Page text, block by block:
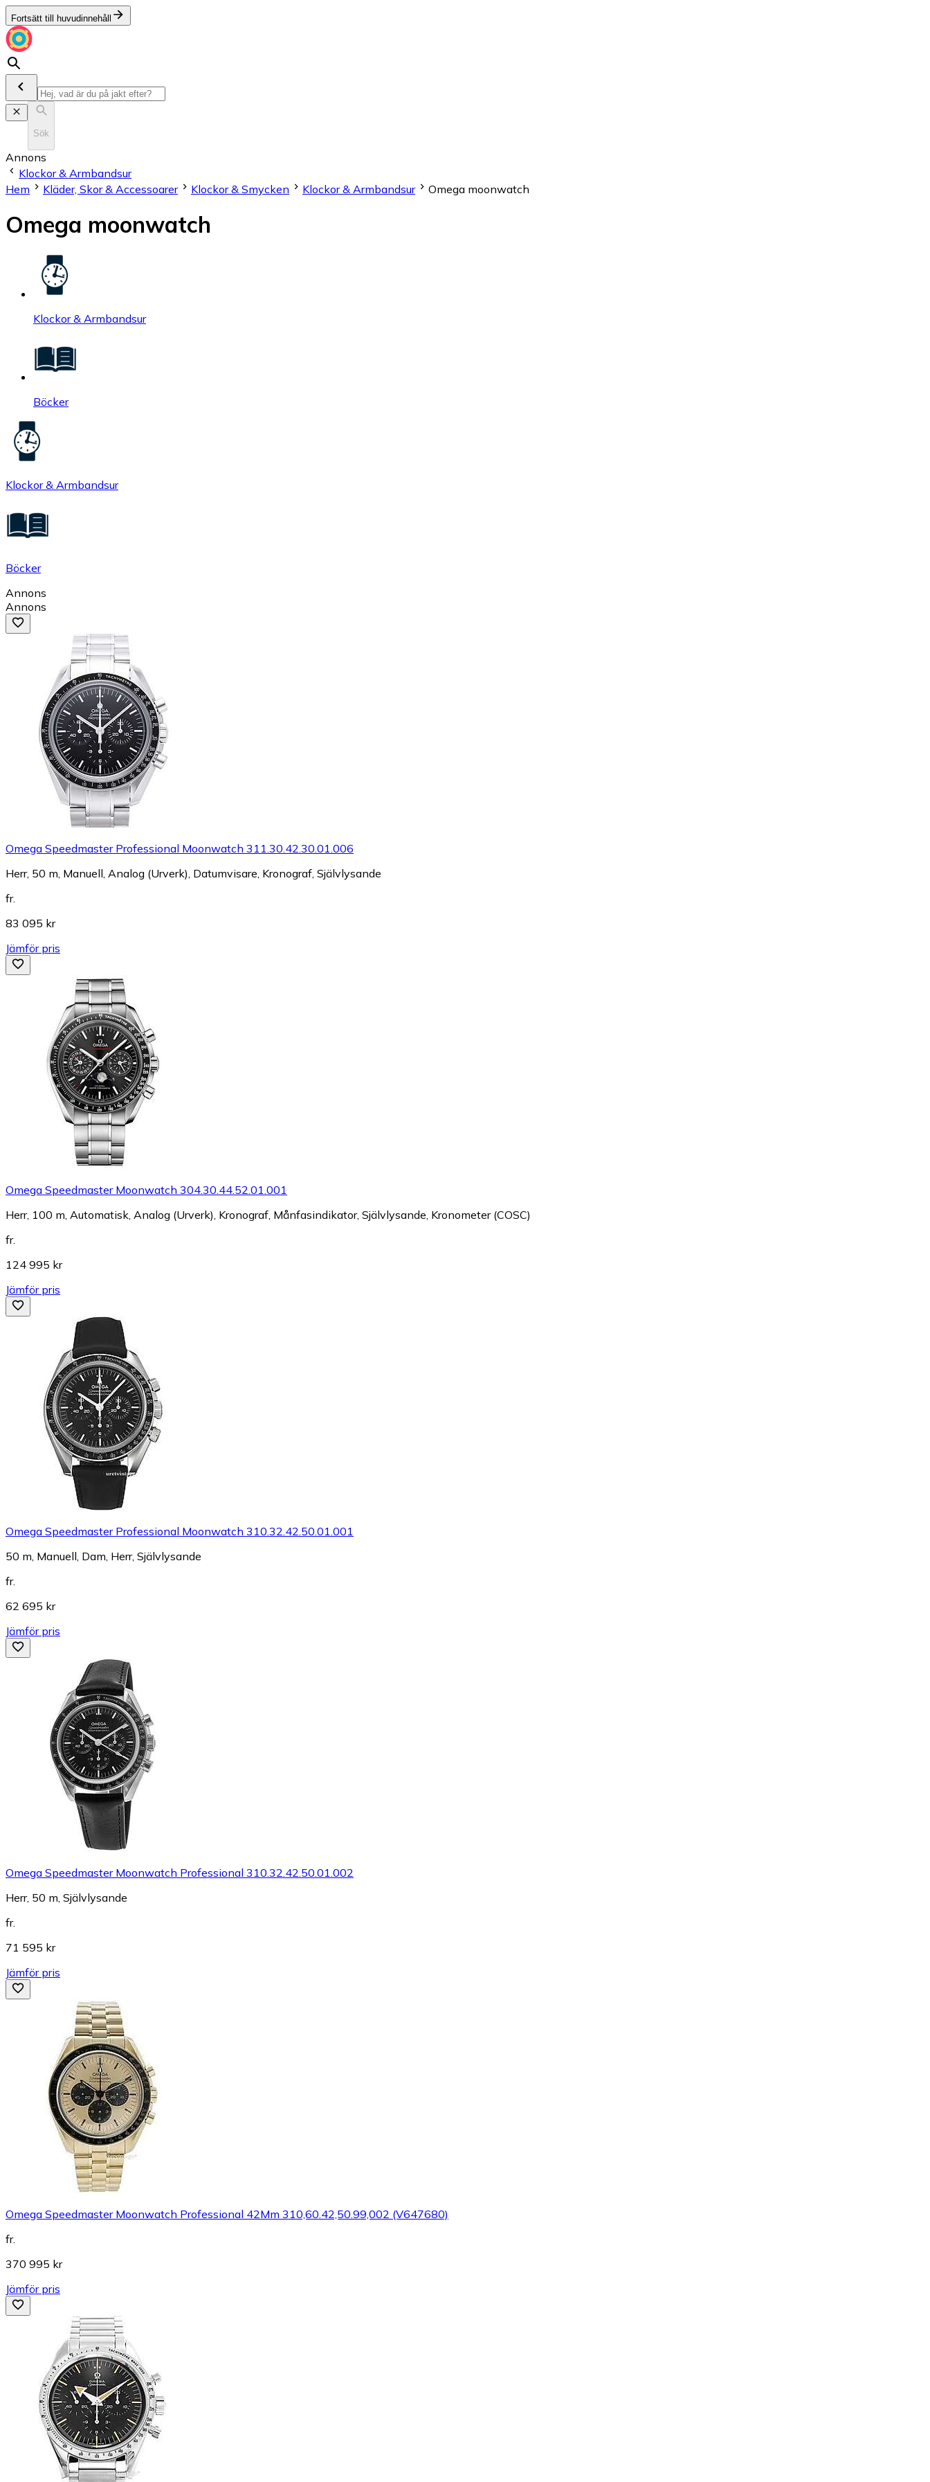
Fortsätt till huvudinnehåll
Sök
Annons
Klockor & Armbandsur
Hem
Kläder, Skor & Accessoarer Klockor & Smycken Klockor & Armbandsur Omega moonwatch
Omega moonwatch
Klockor & Armbandsur
Böcker
Klockor & Armbandsur
Böcker
Annons
Annons
Omega Speedmaster Professional Moonwatch 311.30.42.30.01.006
Herr, 50 m, Manuell, Analog (Urverk), Datumvisare, Kronograf, Självlysande
fr.
83 095 kr
Jämför pris
Omega Speedmaster Moonwatch 304.30.44.52.01.001
Herr, 100 m, Automatisk, Analog (Urverk), Kronograf, Månfasindikator, Självlysande, Kronometer (COSC)
fr.
124 995 kr
Jämför pris
Omega Speedmaster Professional Moonwatch 310.32.42.50.01.001
50 m, Manuell, Dam, Herr, Självlysande
fr.
62 695 kr
Jämför pris
Omega Speedmaster Moonwatch Professional 310.32.42.50.01.002
Herr, 50 m, Självlysande
fr.
71 595 kr
Jämför pris
Omega Speedmaster Moonwatch Professional 42Mm 310,60.42,50.99,002 (V647680)
fr.
370 995 kr
Jämför pris